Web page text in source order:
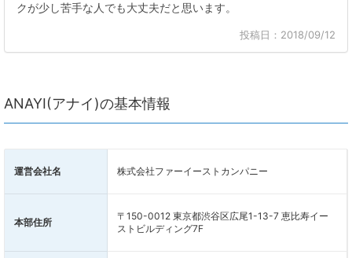
クが少し苦手な人でも大丈夫だと思います。
投稿日：2018/09/12
ANAYI(アナイ)の基本情報
運営会社名 株式会社ファーイーストカンパニー
本部住所
〒150-0012 東京都渋谷区広尾1-13-7 恵比寿イー
ストビルディング7F